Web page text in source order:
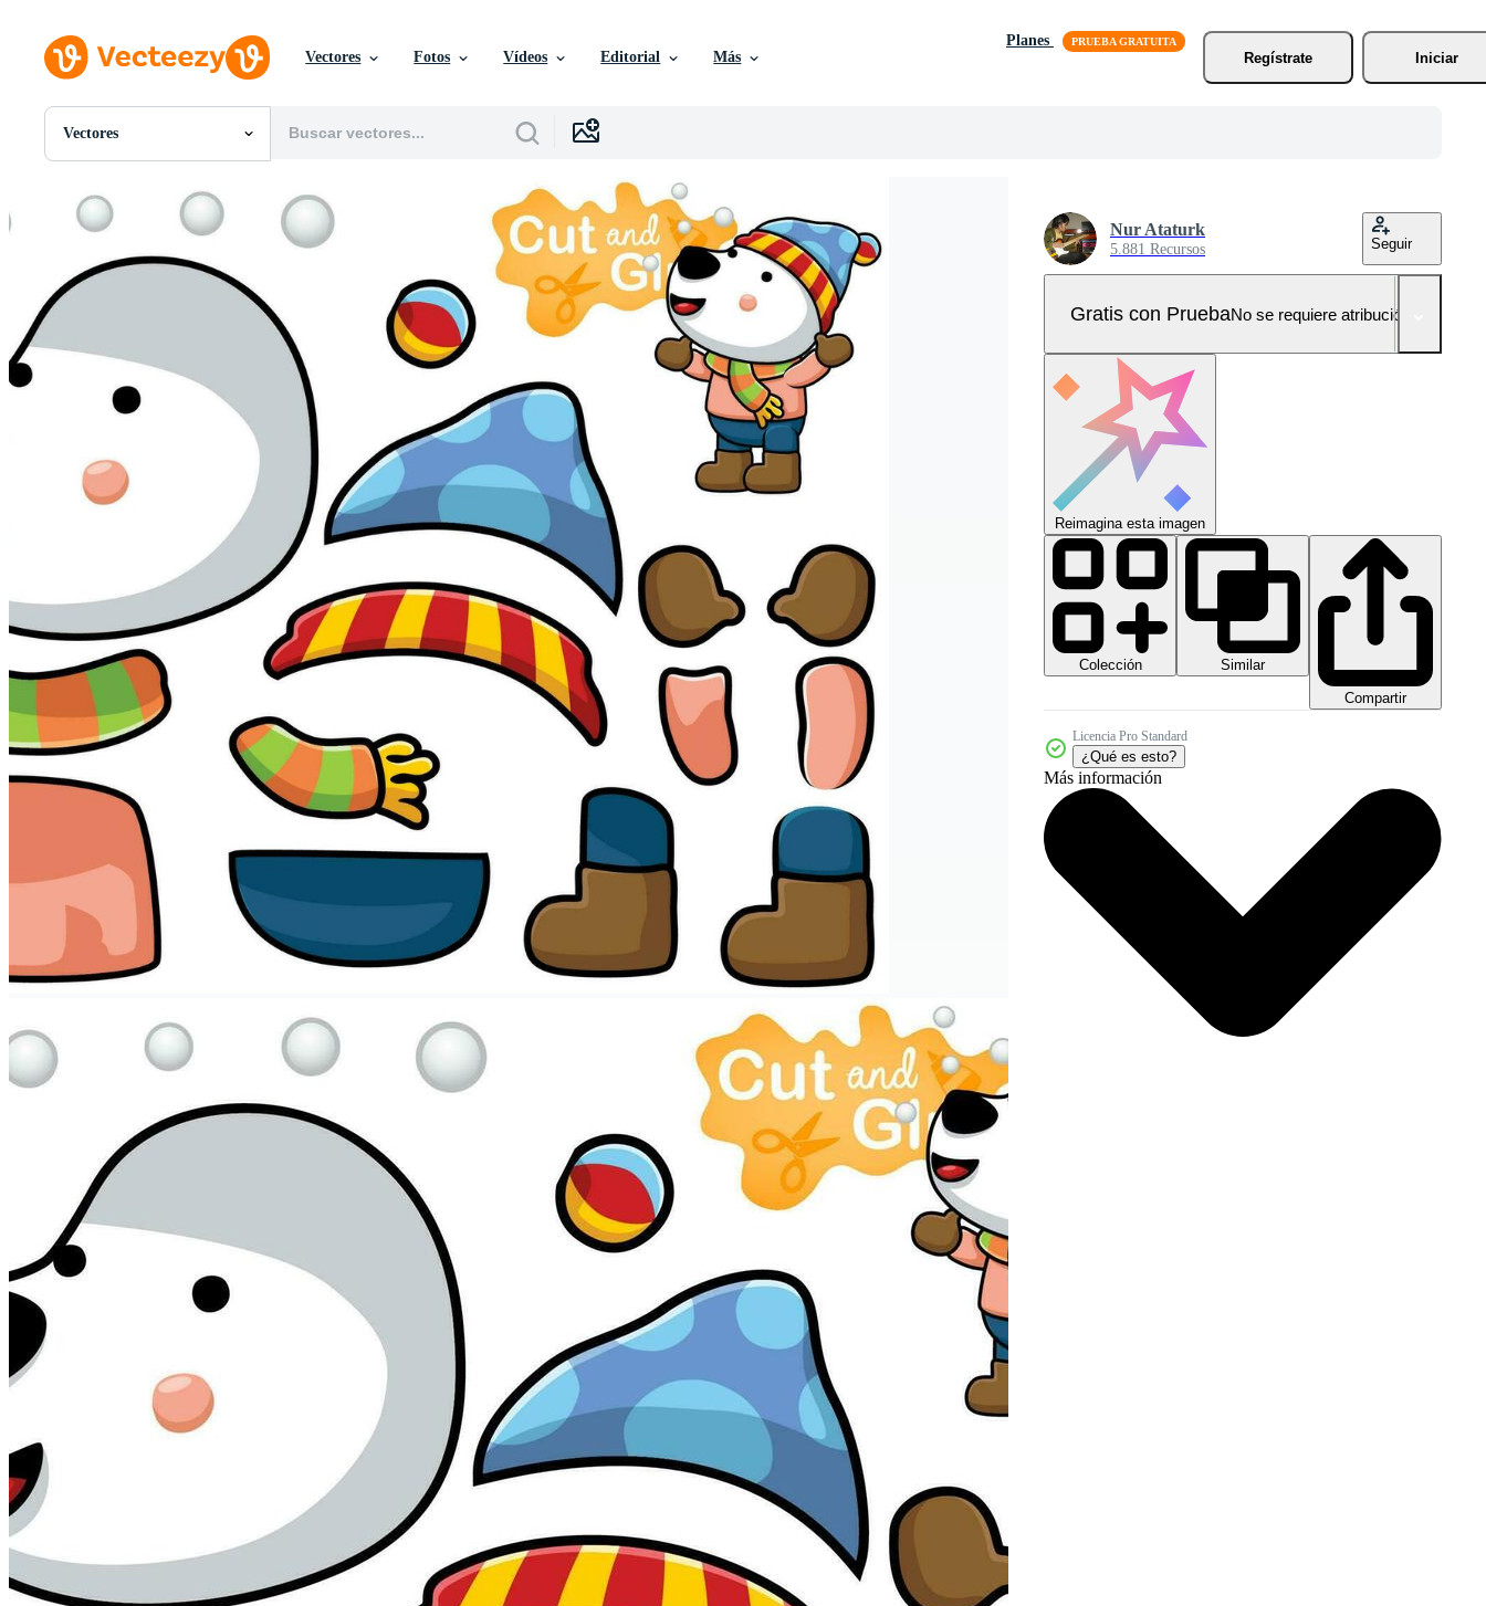
Vectores Fotos Vídeos Editorial Más
Planes
Regístrate
Iniciar
Vectores
Todas Imágenes
PNGs
PSDs
SVGs
Plantillas
Imágenes Editoriales
Eventos Editoriales
Nur Ataturk
5.881 Recursos Seguir
Gratis con PruebaNo se requiere atribución!
Reimagina esta imagen
Colección
Similar
Compartir
Licencia Pro Standard
¿Qué es esto?
Más información